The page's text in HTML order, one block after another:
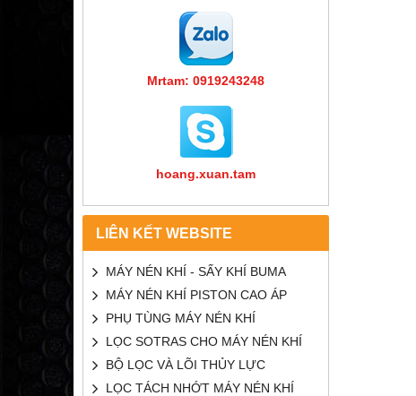
Mrtam: 0919243248
hoang.xuan.tam
LIÊN KẾT WEBSITE
MÁY NÉN KHÍ - SẤY KHÍ BUMA
MÁY NÉN KHÍ PISTON CAO ÁP
PHỤ TÙNG MÁY NÉN KHÍ
LỌC SOTRAS CHO MÁY NÉN KHÍ
BỘ LỌC VÀ LÕI THỦY LỰC
LỌC TÁCH NHỚT MÁY NÉN KHÍ